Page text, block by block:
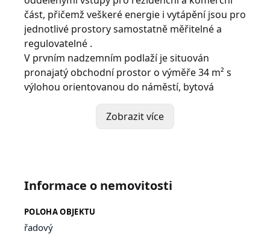
část, přičemž veškeré energie i vytápění jsou pro
jednotlivé prostory samostatně měřitelné a
regulovatelné .
V prvním nadzemním podlaží je situován
pronajatý obchodní prostor o výměře 34 m² s
výlohou orientovanou do náměstí, bytová
jednotka 1+1, sklad a garáž.
Ve druhém a třetím nadzemním podlaží se
nacházejí bytové jednotky s dispozicí 2+1/T,
nebytový prostor, spoluvlastník zbylé byty,
Občanská vybavenost v místě je na vysoké
úrovni. Přímo na náměstí a v jeho těsném okolí
Zobrazit více
Informace o nemovitosti
POLOHA OBJEKTU
řadový